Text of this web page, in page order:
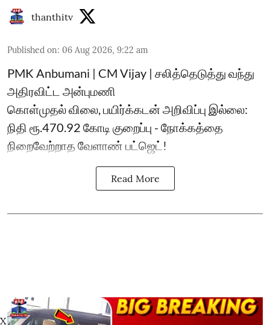
thanthitv
Published on: 06 Aug 2026, 9:22 am
PMK Anbumani | CM Vijay | சலித்தெடுத்து வந்து
அதிரவிட்ட அன்புமணி
கொள்முதல் விலை, பயிர்க்கடன் அறிவிப்பு இல்லை:
நிதி ரூ.470.92 கோடி குறைப்பு - நோக்கத்தை
நிறைவேற்றாத வேளாண் பட்ஜெட்!
Read More
X